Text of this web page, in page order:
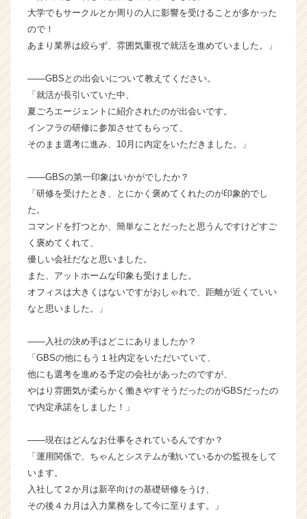
ー
ビ
ネ
ス
ソ
リ
ュ
ョ
ン
式
社
タ
イ
イ
ン】
|
ン
チ
ー・
成
企
か
大学でもサークルとか周りの人に影響を受けることが多かった
ので！
あまり業界は絞らず、雰囲気重視で就活を進めていました。」
――GBSとの出会いについて教えてください。
「就活が長引いていた中、
夏ごろエージェントに紹介されたのが出会いです。
インフラの研修に参加させてもらって、
そのまま選考に進み、10月に内定をいただきました。」
――GBSの第一印象はいかがでしたか？
「研修を受けたとき、とにかく褒めてくれたのが印象的でし
た。
コマンドを打つとか、簡単なことだったと思うんですけどすご
く褒めてくれて、
優しい会社だなと思いました。
また、アットホームな印象も受けました。
オフィスは大きくはないですがおしゃれで、距離が近くていい
なと思いました。」
――入社の決め手はどこにありましたか？
「GBSの他にもう１社内定をいただいていて、
他にも選考を進める予定の会社があったのですが、
やはり雰囲気が柔らかく働きやすそうだったのがGBSだったの
で内定承諾をしました！」
――現在はどんなお仕事をされているんですか？
「運用関係で、ちゃんとシステムが動いているかの監視をして
います。
入社して２か月は新卒向けの基礎研修をうけ、
その後４カ月は入力業務をして今に至ります。」